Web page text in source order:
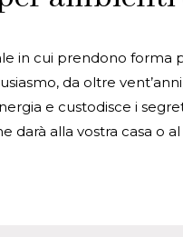
in cui prendono forma
da oltre
e custodisce i
alla vostra casa o